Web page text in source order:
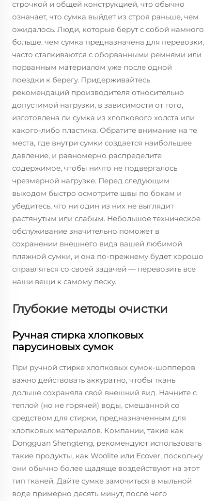
строчкой и общей конструкцией, что обычно
означает, что сумка выйдет из строя раньше, чем
ожидалось. Люди, которые берут с собой намного
больше, чем сумка предназначена для перевозки,
часто сталкиваются с оборванными ремнями или
порванным материалом уже после одной
поездки к берегу. Придерживайтесь
рекомендаций производителя относительно
допустимой нагрузки, в зависимости от того,
изготовлена ли сумка из хлопкового холста или
какого-либо пластика. Обратите внимание на те
места, где внутри сумки создается наибольшее
давление, и равномерно распределите
содержимое, чтобы ничто не подвергалось
чрезмерной нагрузке. Перед следующим
выходом быстро осмотрите швы по бокам и
убедитесь, что ни один из них не выглядит
растянутым или слабым. Небольшое техническое
обслуживание значительно поможет в
сохранении внешнего вида вашей любимой
пляжной сумки, и она по-прежнему будет хорошо
справляться со своей задачей — перевозить все
наши вещи к самому песку.
Глубокие методы очистки
Ручная стирка хлопковых
парусиновых сумок
При ручной стирке хлопковых сумок-шопперов
важно действовать аккуратно, чтобы ткань
дольше сохраняла свой внешний вид. Начните с
теплой (но не горячей) воды, смешанной со
средством для стирки, предназначенным для
хлопковых материалов. Компании, такие как
Dongguan Shengteng, рекомендуют использовать
такие продукты, как Woolite или Ecover, поскольку
они обычно более щадяще воздействуют на этот
тип тканей. Дайте сумке замочиться в мыльной
воде примерно десять минут, после чего